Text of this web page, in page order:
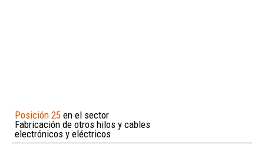
Posición 25 en el sector
Fabricación de otros hilos y cables
electrónicos y eléctricos